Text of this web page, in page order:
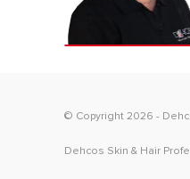
© Copyright 2026 -
Dehcos Skin & Hair